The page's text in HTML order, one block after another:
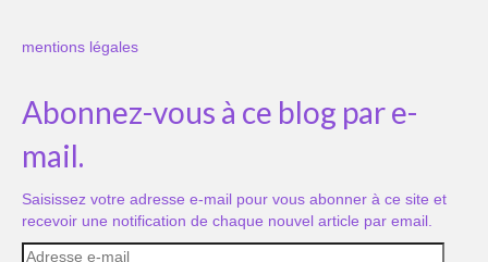
mentions légales
Abonnez-vous à ce blog par e-
mail.
Saisissez votre adresse e-mail pour vous abonner à ce site et
recevoir une notification de chaque nouvel article par email.
Adresse